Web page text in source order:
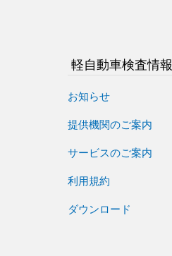
軽自動車検査情報
お知らせ
提供機関のご案内
サービスのご案内
利用規約
ダウンロード